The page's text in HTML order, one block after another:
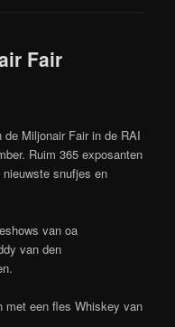
Fair
Miljonair Fair in de RAI
Ruim 365 exposanten
snufjes en
van oa
van den
met een fles Whiskey van